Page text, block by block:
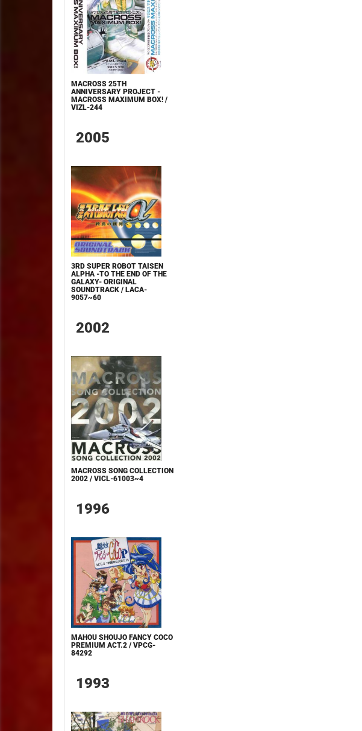
MACROSS 25TH
ANNIVERSARY PROJECT -
MACROSS MAXIMUM BOX! /
VIZL-244
2005
3RD SUPER ROBOT TAISEN
ALPHA -TO THE END OF THE
GALAXY- ORIGINAL
SOUNDTRACK / LACA-
9057~60
2002
MACROSS SONG COLLECTION
2002 / VICL-61003~4
1996
MAHOU SHOUJO FANCY COCO
PREMIUM ACT.2 / VPCG-
84292
1993